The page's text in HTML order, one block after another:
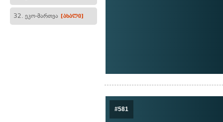
32. ეკო-მართვა [ახალი]
#581